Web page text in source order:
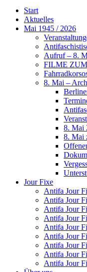
Start
Aktuelles
Mai 1945 / 2026
Aufruf – 8.
FILME
8. Mai –
8. Mai
8. Mai
Jour Fixe
Antifa Jour
Antifa Jour
Antifa Jour
Antifa Jour
Antifa Jour
Antifa Jour
Antifa Jour
Antifa Jour
Antifa Jour